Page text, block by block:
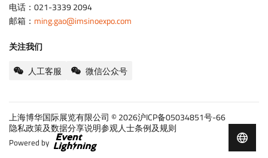
电话：021-3339 2094
邮箱： ming.gao@imsinoexpo.com
关注我们
人工客服
微信公众号
Copyright
上海博华国际展览有限公司 © 2026沪ICP备05034851号-66
Quick
隐私政策及数据分享说明参观人士条例及规则
Powered by